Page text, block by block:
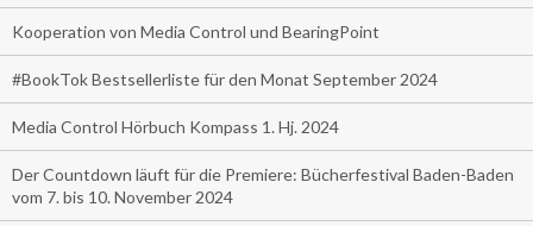
Kooperation von Media Control und BearingPoint
#BookTok Bestsellerliste für den Monat September 2024
Media Control Hörbuch Kompass 1. Hj. 2024
Der Countdown läuft für die Premiere: Bücherfestival Baden-Baden
vom 7. bis 10. November 2024